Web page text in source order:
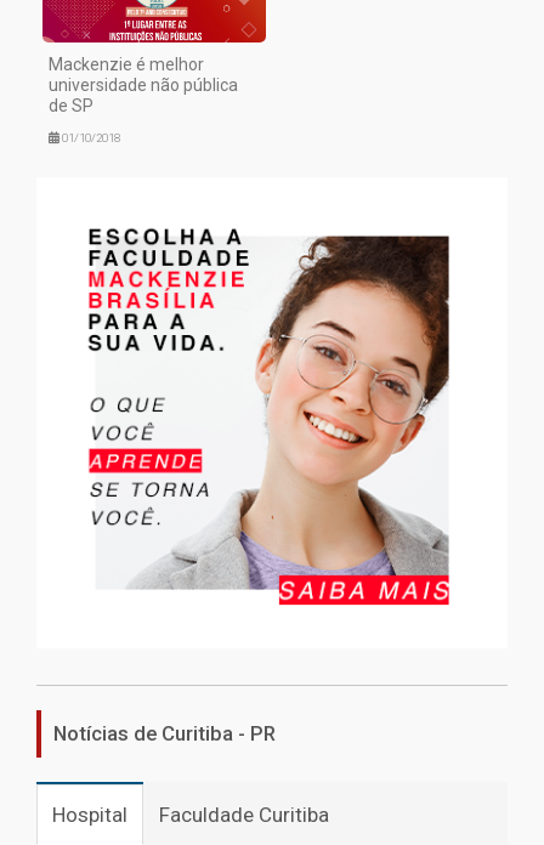
Mackenzie é melhor
universidade não pública
de SP
01/10/2018
Notícias de Curitiba - PR
Hospital Faculdade Curitiba